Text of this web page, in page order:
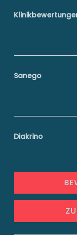
Sanego
Diakrino